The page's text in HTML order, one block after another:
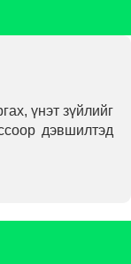
үнэт зүйлийг
дэвшилтэд